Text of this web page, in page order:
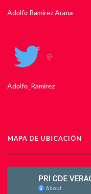
Adolfo Ramirez Arana
@
Adolfo_Ramirez
MAPA DE UBICACIÓN